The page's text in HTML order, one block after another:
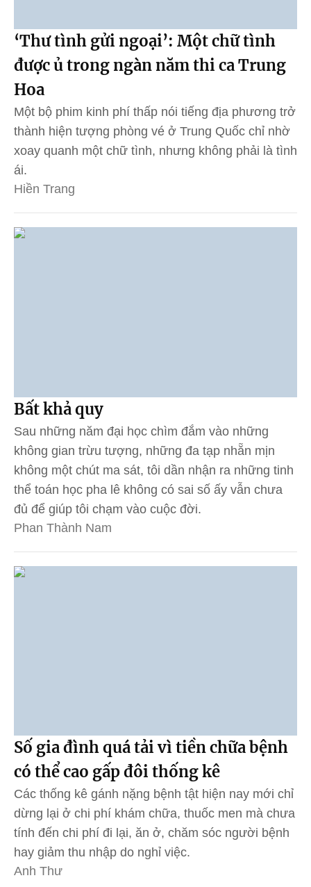
‘Thư tình gửi ngoại’: Một chữ tình
được ủ trong ngàn năm thi ca Trung
Hoa
Một bộ phim kinh phí thấp nói tiếng địa phương trở
thành hiện tượng phòng vé ở Trung Quốc chỉ nhờ
xoay quanh một chữ tình, nhưng không phải là tình
ái.
Hiền Trang
Bất khả quy
Sau những năm đại học chìm đắm vào những
không gian trừu tượng, những đa tạp nhẵn mịn
không một chút ma sát, tôi dần nhận ra những tinh
thể toán học pha lê không có sai số ấy vẫn chưa
đủ để giúp tôi chạm vào cuộc đời.
Phan Thành Nam
Số gia đình quá tải vì tiền chữa bệnh
có thể cao gấp đôi thống kê
Các thống kê gánh nặng bệnh tật hiện nay mới chỉ
dừng lại ở chi phí khám chữa, thuốc men mà chưa
tính đến chi phí đi lại, ăn ở, chăm sóc người bệnh
hay giảm thu nhập do nghỉ việc.
Anh Thư